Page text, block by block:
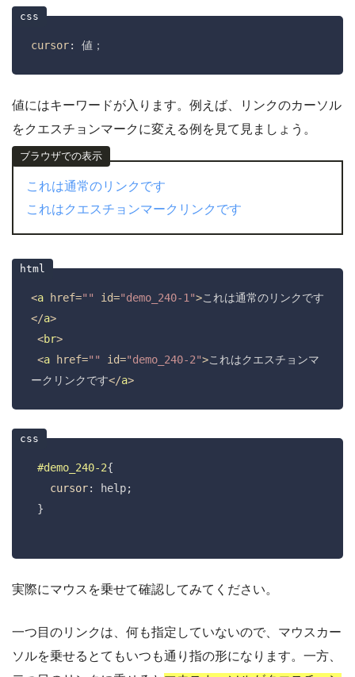
cursor: 値；
値にはキーワードが入ります。例えば、リンクのカーソル
をクエスチョンマークに変える例を見て見ましょう。
これは通常のリンクです
これはクエスチョンマークリンクです
<a href="" id="demo_240-1">これは通常のリンクです
</a>
<br>
<a href="" id="demo_240-2">これはクエスチョンマ
ークリンクです</a>
#demo_240-2{
cursor: help;
実際にマウスを乗せて確認してみてください。
一つ目のリンクは、何も指定していないので、マウスカー
ソルを乗せるとてもいつも通り指の形になります。一方、